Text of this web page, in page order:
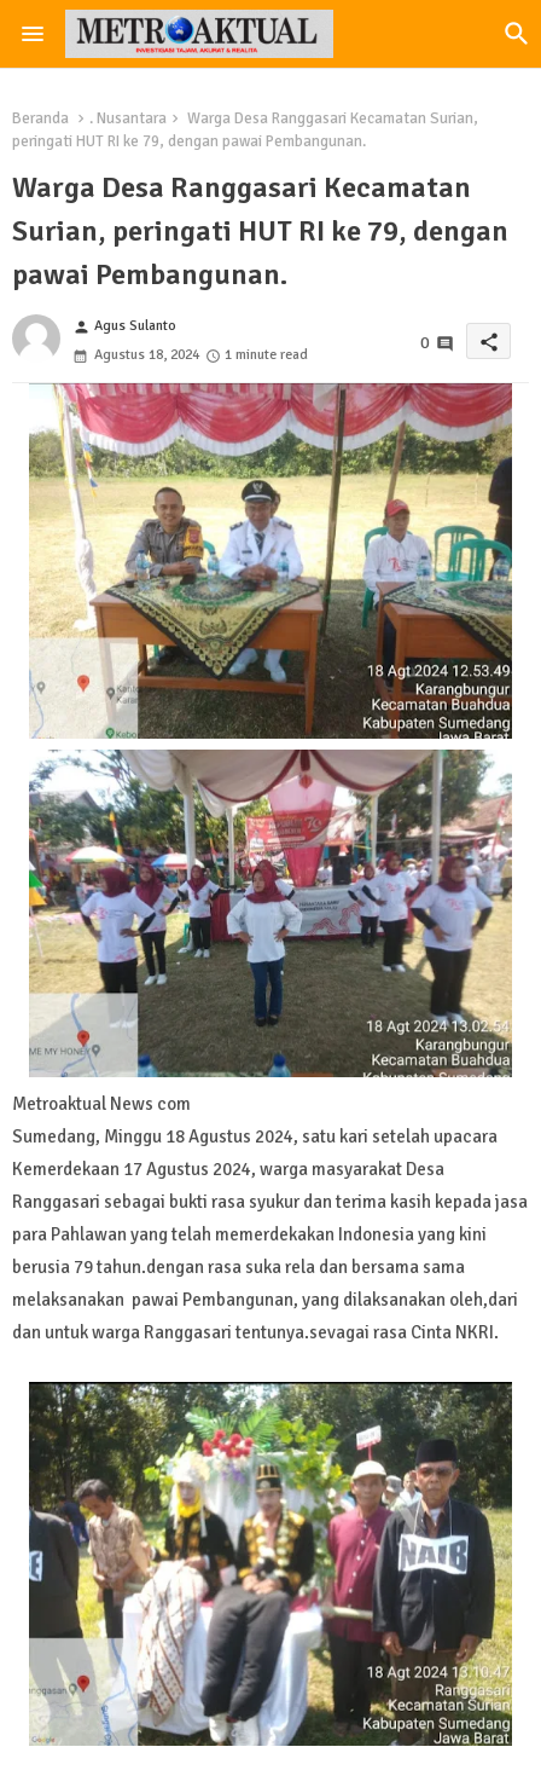
Beranda . Nusantara
Warga Desa Ranggasari Kecamatan Surian,
peringati HUT RI ke 79, dengan pawai Pembangunan.
Warga Desa Ranggasari Kecamatan
Surian, peringati HUT RI ke 79, dengan
pawai Pembangunan.
person Agus Sulanto
Agustus 18, 2024
1 minute read
0 share
Metroaktual News com
Sumedang, Minggu 18 Agustus 2024, satu kari setelah upacara
Kemerdekaan 17 Agustus 2024, warga masyarakat Desa
Ranggasari sebagai bukti rasa syukur dan terima kasih kepada jasa
para Pahlawan yang telah memerdekakan Indonesia yang kini
berusia 79 tahun.dengan rasa suka rela dan bersama sama
melaksanakan pawai Pembangunan, yang dilaksanakan oleh,dari
dan untuk warga Ranggasari tentunya.sevagai rasa Cinta NKRI.